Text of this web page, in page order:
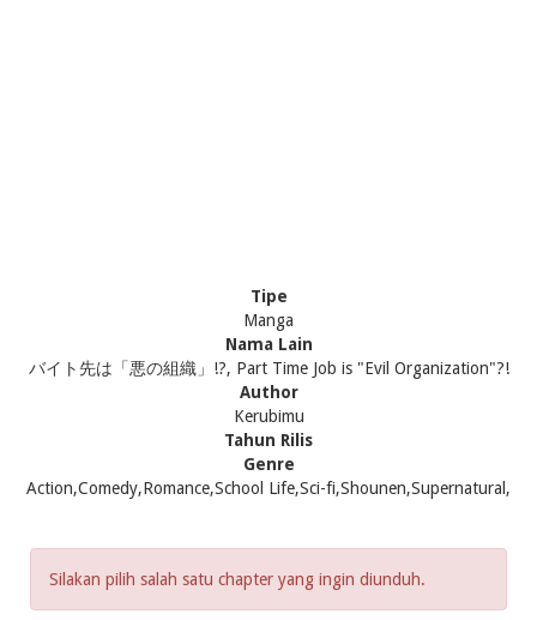
Tipe
Manga
Nama Lain
バイト先は「悪の組織」!?, Part Time Job is "Evil Organization"?!
Author
Kerubimu
Tahun Rilis
Genre
Action,Comedy,Romance,School Life,Sci-fi,Shounen,Supernatural,
Silakan pilih salah satu chapter yang ingin diunduh.